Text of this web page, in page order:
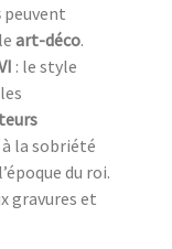
peuvent
art-déco.
: le style
la sobriété
du roi.
gravures et